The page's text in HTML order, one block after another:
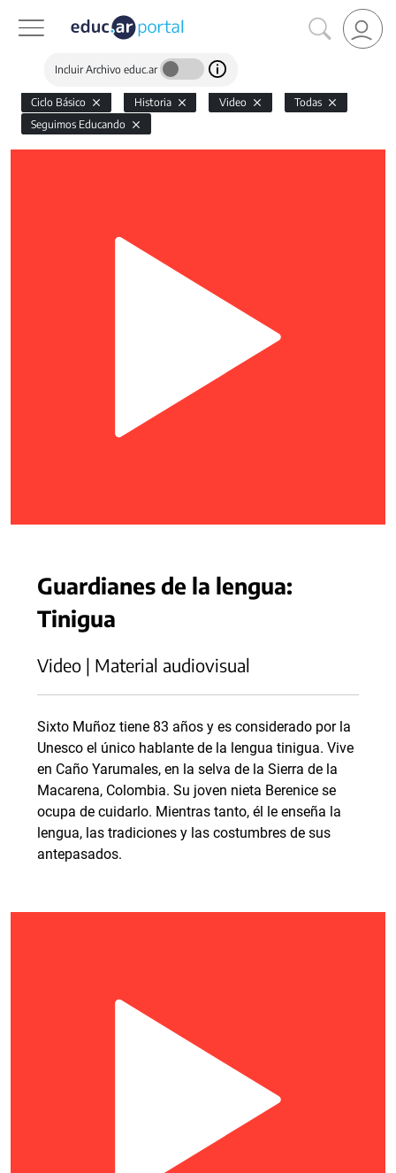
Incluir Archivo educ.ar
Ciclo Básico Historia Video
Todas
Seguimos Educando
Guardianes de la lengua:
Tinigua
Video | Material audiovisual
Sixto Muñoz tiene 83 años y es considerado por la
Unesco el único hablante de la lengua tinigua. Vive
en Caño Yarumales, en la selva de la Sierra de la
Macarena, Colombia. Su joven nieta Berenice se
ocupa de cuidarlo. Mientras tanto, él le enseña la
lengua, las tradiciones y las costumbres de sus
antepasados.